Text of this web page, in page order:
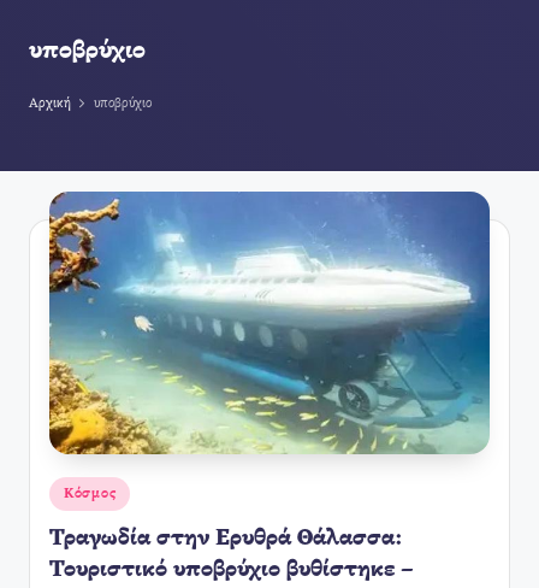
υποβρύχιο
Αρχική υποβρύχιο
Αναρτήθηκε
Κόσμος
Τραγωδία στην Ερυθρά Θάλασσα:
Τουριστικό υποβρύχιο βυθίστηκε –